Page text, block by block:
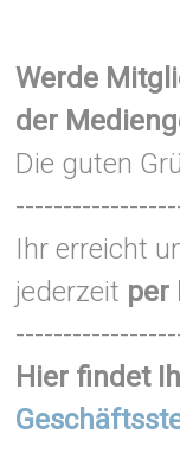
Werde
der
Die guten
Ihr erreicht
jederzeit per
Hier findet